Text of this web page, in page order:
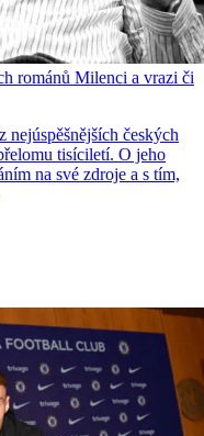
románů Milenci a vrazi či
nejúspěšnějších českých
tisíciletí. O jeho
na své zdroje a s tím,